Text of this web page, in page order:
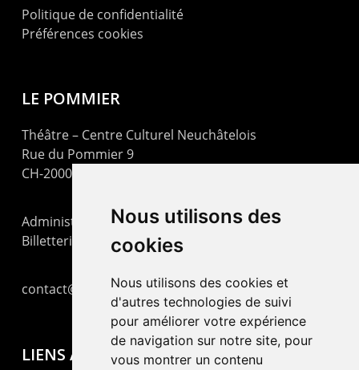
Nous utilisons des
cookies
Nous utilisons des cookies et
d'autres technologies de suivi
pour améliorer votre expérience
de navigation sur notre site, pour
vous montrer un contenu
Politique de confidentialité
Préférences cookies
LE POMMIER
Théâtre – Centre Culturel Neuchâtelois
Rue du Pommier 9
CH-2000 Neuchâtel
Administration : +41 32 725 03 03
Billetterie : +41 32 725 05 05
contact@lepommier.ch
LIENS AMIS